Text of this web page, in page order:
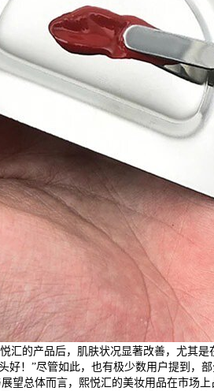
的产品后，肌肤状况显著改善，尤其
！”尽管如此，也有极少数用户提到
望总体而言，熙悦汇的美妆用品在市场